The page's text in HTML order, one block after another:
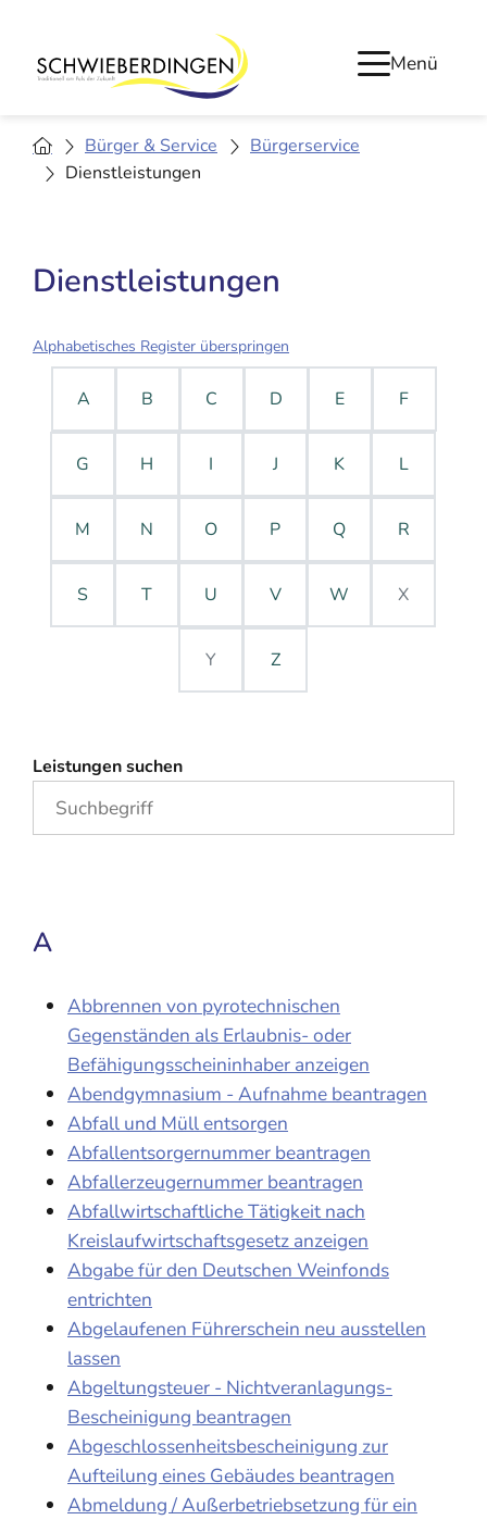
Menü
Bürger & Service
Bürgerservice
Dienstleistungen
Dienstleistungen
Alphabetisches Register überspringen
A B C D E F
G H I J K L
M N O P Q R
S T U V W X
Y Z
Leistungen suchen
A
Abbrennen von pyrotechnischen
Gegenständen als Erlaubnis- oder
Befähigungsscheininhaber anzeigen
Abendgymnasium - Aufnahme beantragen
Abfall und Müll entsorgen
Abfallentsorgernummer beantragen
Abfallerzeugernummer beantragen
Abfallwirtschaftliche Tätigkeit nach
Kreislaufwirtschaftsgesetz anzeigen
Abgabe für den Deutschen Weinfonds
entrichten
Abgelaufenen Führerschein neu ausstellen
lassen
Abgeltungsteuer - Nichtveranlagungs-
Bescheinigung beantragen
Abgeschlossenheitsbescheinigung zur
Aufteilung eines Gebäudes beantragen
Abmeldung / Außerbetriebsetzung für ein